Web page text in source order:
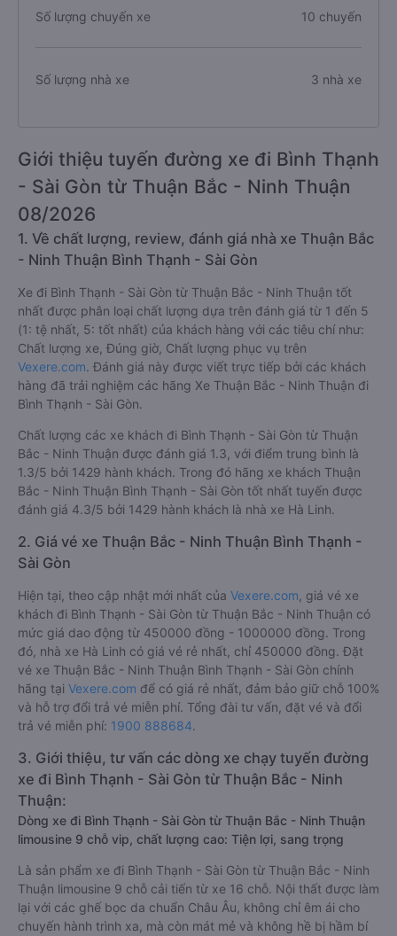
Số lượng chuyến xe 10 chuyến
Số lượng nhà xe 3 nhà xe
Giới thiệu tuyến đường xe đi Bình Thạnh
- Sài Gòn từ Thuận Bắc - Ninh Thuận
08/2026
1. Về chất lượng, review, đánh giá nhà xe Thuận Bắc
- Ninh Thuận Bình Thạnh - Sài Gòn
Xe đi Bình Thạnh - Sài Gòn từ Thuận Bắc - Ninh Thuận tốt
nhất được phân loại chất lượng dựa trên đánh giá từ 1 đến 5
(1: tệ nhất, 5: tốt nhất) của khách hàng với các tiêu chí như:
Chất lượng xe, Đúng giờ, Chất lượng phục vụ trên
Vexere.com. Đánh giá này được viết trực tiếp bởi các khách
hàng đã trải nghiệm các hãng Xe Thuận Bắc - Ninh Thuận đi
Bình Thạnh - Sài Gòn.
Chất lượng các xe khách đi Bình Thạnh - Sài Gòn từ Thuận
Bắc - Ninh Thuận được đánh giá 1.3, với điểm trung bình là
1.3/5 bởi 1429 hành khách. Trong đó hãng xe khách Thuận
Bắc - Ninh Thuận Bình Thạnh - Sài Gòn tốt nhất tuyến được
đánh giá 4.3/5 bởi 1429 hành khách là nhà xe Hà Linh.
2. Giá vé xe Thuận Bắc - Ninh Thuận Bình Thạnh -
Sài Gòn
Hiện tại, theo cập nhật mới nhất của Vexere.com , giá vé xe
khách đi Bình Thạnh - Sài Gòn từ Thuận Bắc - Ninh Thuận có
mức giá dao động từ 450000 đồng - 1000000 đồng. Trong
đó, nhà xe Hà Linh có giá vé rẻ nhất, chỉ 450000 đồng. Đặt
vé xe Thuận Bắc - Ninh Thuận Bình Thạnh - Sài Gòn chính
hãng tại Vexere.com để có giá rẻ nhất, đảm bảo giữ chỗ 100%
và hỗ trợ đổi trả vé miễn phí. Tổng đài tư vấn, đặt vé và đổi
trả vé miễn phí: 1900 888684.
3. Giới thiệu, tư vấn các dòng xe chạy tuyến đường
xe đi Bình Thạnh - Sài Gòn từ Thuận Bắc - Ninh
Thuận:
Dòng xe đi Bình Thạnh - Sài Gòn từ Thuận Bắc - Ninh Thuận
limousine 9 chỗ vip, chất lượng cao: Tiện lợi, sang trọng
Là sản phẩm xe đi Bình Thạnh - Sài Gòn từ Thuận Bắc - Ninh
Thuận limousine 9 chỗ cải tiến từ xe 16 chỗ. Nội thất được làm
lại với các ghế bọc da chuẩn Châu Âu, không chỉ êm ái cho
chuyến hành trình xa, mà còn mát mẻ và không hề bị hầm bí